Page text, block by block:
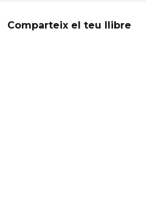
Comparteix el teu llibre